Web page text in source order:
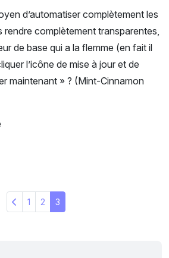
d’automatiser complètement les
rendre complètement transparentes,
de base qui a la flemme (en fait il
l’icône de mise à jour et de
maintenant » ? (Mint-Cinnamon
1 2 3